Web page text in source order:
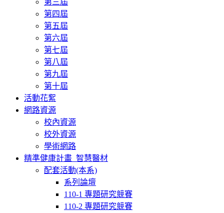
第四屆
第五屆
第六屆
第七屆
第八屆
第九屆
第十屆
活動花絮
網路資源
校內資源
校外資源
學術網路
精準健康計畫_智慧醫材
配套活動(本系)
系列論壇
110-1 專題研究競賽
110-2 專題研究競賽